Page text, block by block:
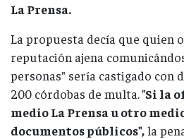
La Prensa.
La propuesta decía que quien
reputación ajena
personas" sería castigado con
200 córdobas de multa."Si la
medio La Prensa u otro
documentos públicos",la